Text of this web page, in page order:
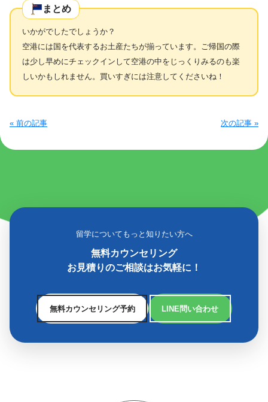
まとめ
いかがでしたでしょうか？
空港には国を代表するお土産たちが揃っています。ご帰国の際
は少し早めにチェックインして空港の中をじっくりみるのも楽
しいかもしれません。買いすぎには注意してくださいね！
« 前の記事 次の記事 »
留学についてもっと知りたい方へ
無料カウンセリング
お見積りのご相談はお気軽に！
無料カウンセリング予約 LINE問い合わせ